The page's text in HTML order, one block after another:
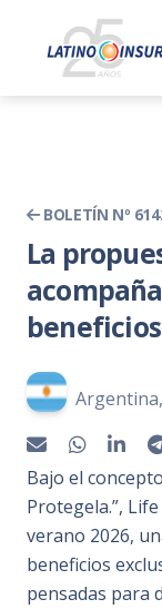
BOLETÍN Nº
La
Bajo el
Protegela.”,
verano 2026,
beneficios
pensadas para